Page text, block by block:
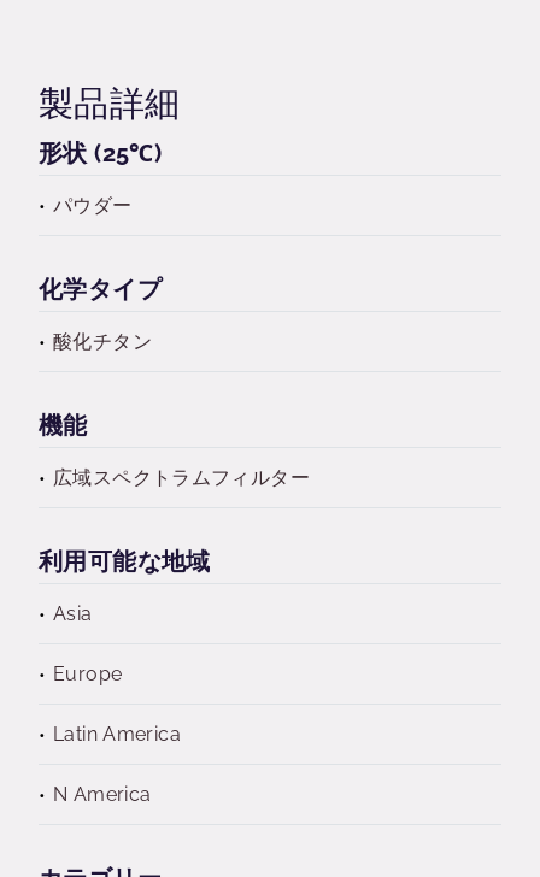
製品詳細
形状 (25℃)
パウダー
化学タイプ
酸化チタン
機能
広域スペクトラムフィルター
利用可能な地域
Asia
Europe
Latin America
N America